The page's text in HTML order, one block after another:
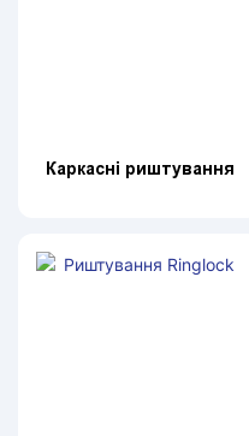
Каркасні риштування